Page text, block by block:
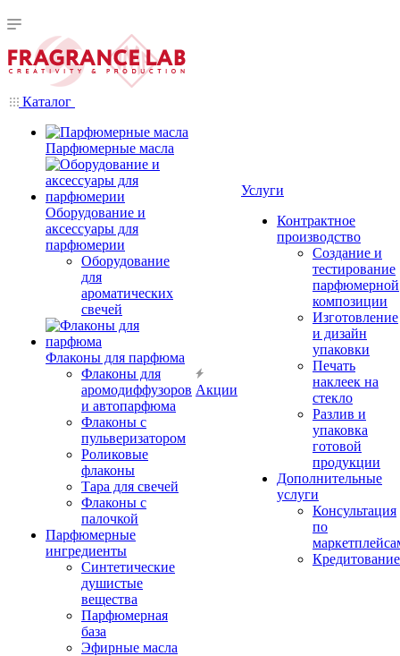
Каталог
Парфюмерные масла
Оборудование и
аксессуары для
парфюмерии
Оборудование
для
ароматических
свечей
Флаконы для парфюма
Флаконы для
аромодиффузоров
и автопарфюма
Флаконы с
пульверизатором
Роликовые
флаконы
Тара для свечей
Флаконы с
палочкой
Парфюмерные
ингредиенты
Синтетические
душистые
вещества
Парфюмерная
база
Эфирные масла
Акции
Услуги
Контрактное
производство
Создание и
тестирование
парфюмерной
композиции
Изготовление
и дизайн
упаковки
Печать
наклеек на
стекло
Разлив и
упаковка
готовой
продукции
Дополнительные
услуги
Консультация
по
Кредитование